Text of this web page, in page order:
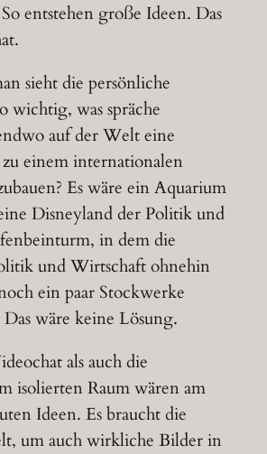
entstehen große Ideen. Das
sieht die persönliche
wichtig, was spräche
auf der Welt eine
zu einem internationalen
Es wäre ein Aquarium
Disneyland der Politik und
in dem die
und Wirtschaft ohnehin
ein paar Stockwerke
wäre keine Lösung.
als auch die
isolierten Raum wären am
Ideen. Es braucht die
um auch wirkliche Bilder in